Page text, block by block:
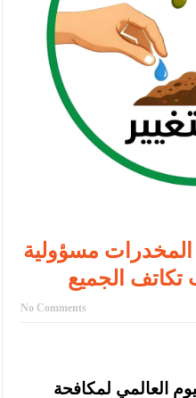
إلى مراجعة منصة خدمة
يلتقي مجموعة من رفاق السلاح
هاتفيا من العاهل البحريني
مبارك ومزيدا من التوفيق
مبارك وبكم تزهو المناصب
مسؤولية
الجميع
No Comments
العالمي لمكافحة